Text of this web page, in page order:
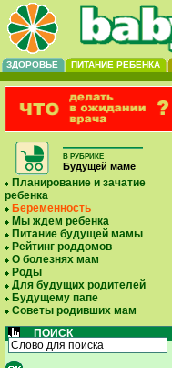
ЗДОРОВЬЕ ПИТАНИЕ РЕБЕНКА
В РУБРИКЕ
Будущей маме
Планирование и зачатие
ребенка
Беременность
Мы ждем ребенка
Питание будущей мамы
Рейтинг роддомов
О болезнях мам
Роды
Для будущих родителей
Будущему папе
Советы родивших мам
ПОИСК